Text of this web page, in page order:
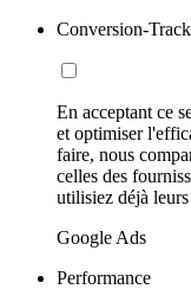
Conversion-
En acceptant ce
et optimiser
faire, nous
celles des
utilisiez déjà
Google Ads
Performance